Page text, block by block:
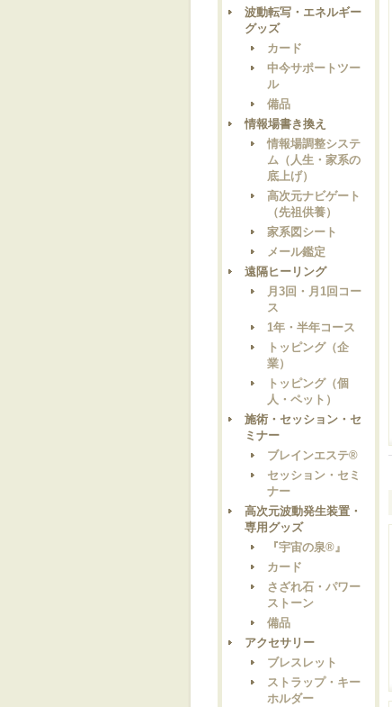
波動転写・エネルギー
グッズ
カード
中今サポートツー
ル
備品
情報場書き換え
情報場調整システ
ム（人生・家系の
底上げ）
高次元ナビゲート
（先祖供養）
家系図シート
メール鑑定
遠隔ヒーリング
月3回・月1回コー
ス
1年・半年コース
トッピング（企
業）
トッピング（個
人・ペット）
施術・セッション・セ
ミナー
ブレインエステ®
セッション・セミ
ナー
高次元波動発生装置・
専用グッズ
『宇宙の泉®』
カード
さざれ石・パワー
ストーン
備品
アクセサリー
ブレスレット
ストラップ・キー
ホルダー